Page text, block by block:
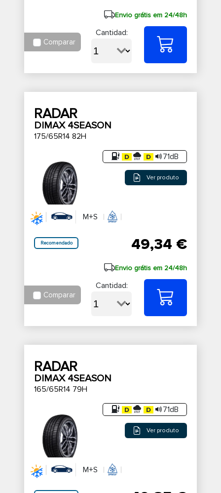
Envio grátis em 24/48h
Comparar
Cantidad:
RADAR
DIMAX 4SEASON
175/65R14 82H
71dB
Ver produto
M+S
Recomendado 49,34 €
Envio grátis em 24/48h
Comparar
Cantidad:
RADAR
DIMAX 4SEASON
165/65R14 79H
71dB
Ver produto
M+S